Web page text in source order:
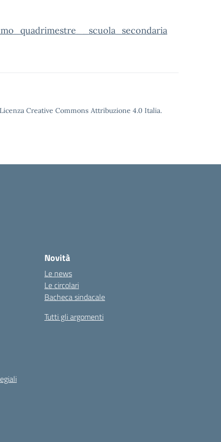
Creative Commons Attribuzione 4.0 Italia.
Novità
Le news
Le circolari
Bacheca sindacale
Tutti gli argomenti